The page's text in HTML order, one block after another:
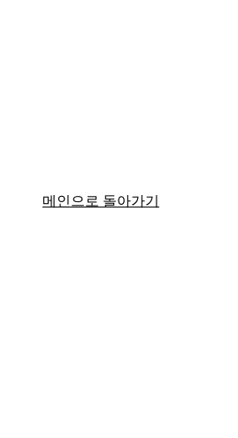
메인으로 돌아가기